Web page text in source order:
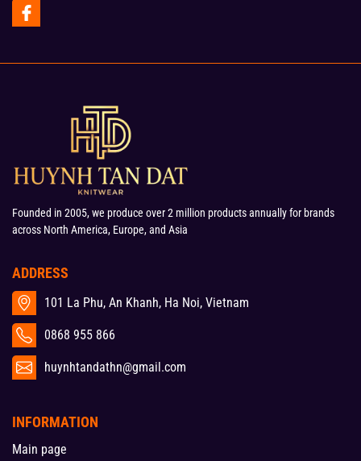
Founded in 2005, we produce over 2 million products annually for brands
across North America, Europe, and Asia
ADDRESS
101 La Phu, An Khanh, Ha Noi, Vietnam
0868 955 866
huynhtandathn@gmail.com
INFORMATION
Main page